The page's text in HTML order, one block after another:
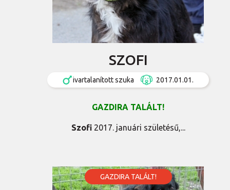
SZOFI
ivartalanított szuka 2017.01.01.
GAZDIRA TALÁLT!
Szofi2017. januári születésű,...
GAZDIRA TALÁLT!